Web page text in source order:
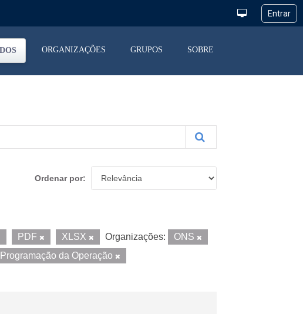
ORGANIZAÇÕES GRUPOS SOBRE
Ordenar por
PDF XLSX Organizações:
ONS
Programação da Operação